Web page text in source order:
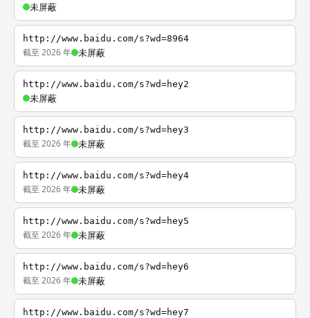
未屏蔽
http://www.baidu.com/s?wd=8964
截至 2026 年 未屏蔽
http://www.baidu.com/s?wd=hey2
未屏蔽
http://www.baidu.com/s?wd=hey3
截至 2026 年 未屏蔽
http://www.baidu.com/s?wd=hey4
截至 2026 年 未屏蔽
http://www.baidu.com/s?wd=hey5
截至 2026 年 未屏蔽
http://www.baidu.com/s?wd=hey6
截至 2026 年 未屏蔽
http://www.baidu.com/s?wd=hey7